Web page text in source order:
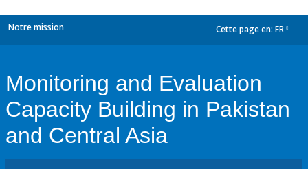
Notre mission Cette page en: FR
Monitoring and Evaluation
Capacity Building in Pakistan
and Central Asia